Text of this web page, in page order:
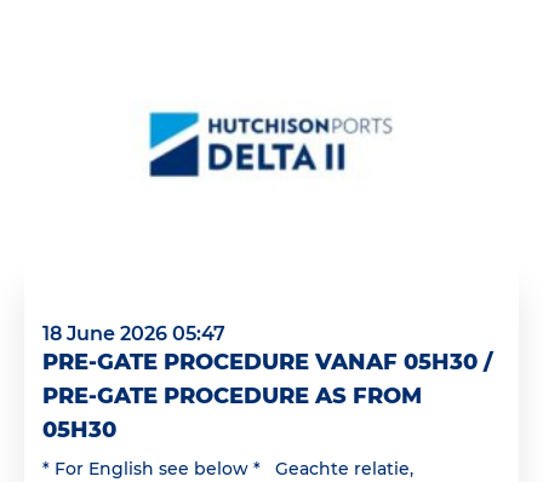
18 June 2026 05:47
PRE-GATE PROCEDURE VANAF 05H30 /
PRE-GATE PROCEDURE AS FROM
05H30
* For English see below * Geachte relatie,